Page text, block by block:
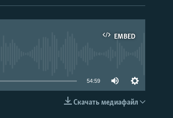
EMBED
EMBED
54:59
Скачать медиафайл